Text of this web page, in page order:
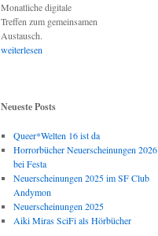
Monatliche digitale
Treffen zum gemeinsamen
Austausch.
weiterlesen
Neueste Posts
Queer*Welten 16 ist da
Horrorbücher Neuerscheinungen 2026
bei Festa
Neuerscheinungen 2025 im SF Club
Andymon
Neuerscheinungen 2025
Aiki Miras SciFi als Hörbücher